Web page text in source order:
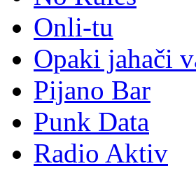
Onli-tu
Opaki jahači
Pijano Bar
Punk Data
Radio Aktiv